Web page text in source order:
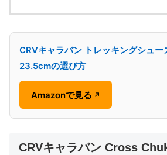
CRVキャラバン トレッキングシュー
23.5cmの選び方
Amazonで見る ↗
CRVキャラバン Cross